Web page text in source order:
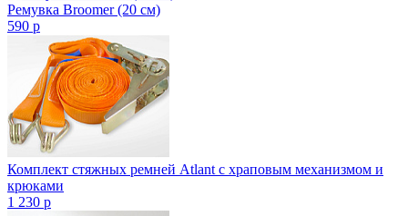
Ремувка Broomer (20 см)
590 p
Комплект стяжных ремней Atlant с храповым механизмом и
крюками
1 230 p